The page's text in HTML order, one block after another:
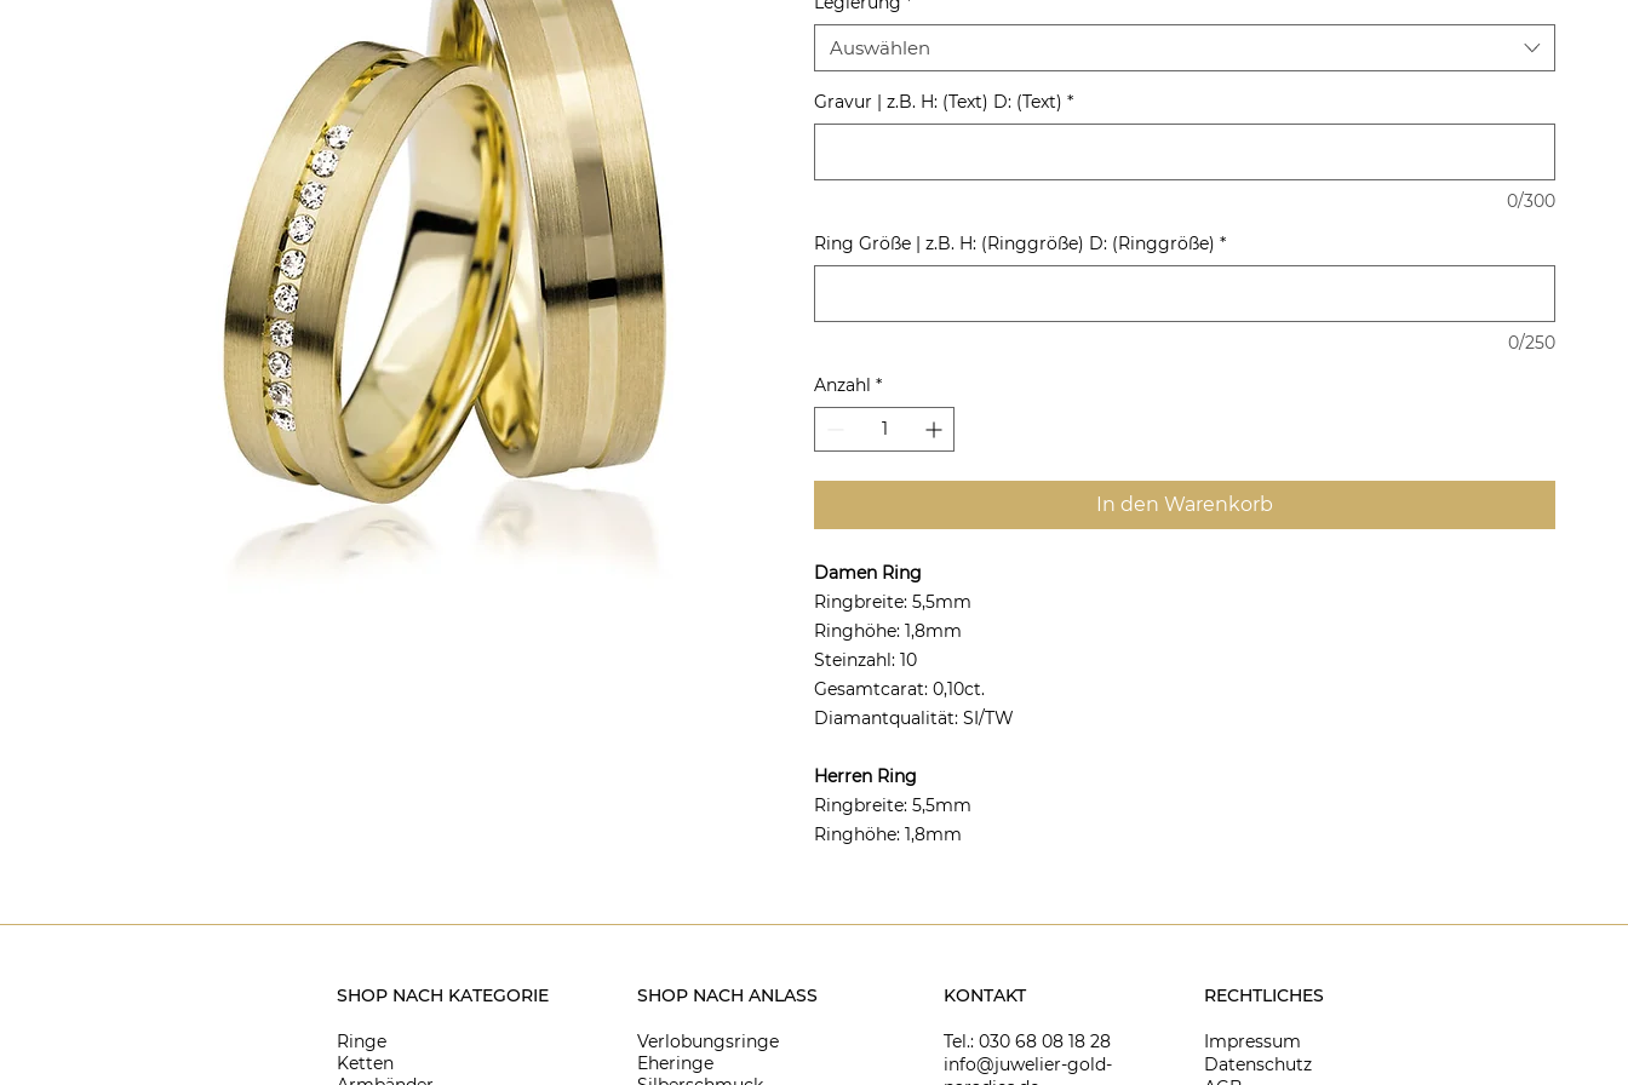
Auswählen
Gravur | z.B. H: (Text) D: (Text) *
0/300
Ring Größe | z.B. H: (Ringgröße) D: (Ringgröße) *
0/250
Anzahl *
In den Warenkorb
Damen Ring
Ringbreite: 5,5mm
Ringhöhe: 1,8mm
Steinzahl: 10
Gesamtcarat: 0,10ct.
Diamantqualität: SI/TW
Herren Ring
Ringbreite: 5,5mm
Ringhöhe: 1,8mm
SHOP NACH KATEGORIE
Ringe
Ketten
SHOP NACH ANLASS
Verlobungsringe
Eheringe
KONTAKT
Tel.: 030 68 08 18 28
info@juwelier-gold-
RECHTLICHES
Impressum
Datenschutz